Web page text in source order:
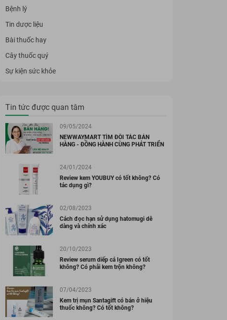
Bệnh lý
Tin dược liệu
Bài thuốc hay
Cây thuốc quý
Sự kiện sức khỏe
Tin tức được quan tâm
09/05/2024
NEWWAYMART TÌM ĐỐI TÁC BÁN
HÀNG - ĐỒNG HÀNH CÙNG PHÁT TRIỂN
24/01/2024
Review kem YOUBUY có tốt không? Có
tác dụng gì?
02/08/2023
Cách đọc hạn sử dụng hatomugi dễ
dàng và chính xác
20/10/2023
Review serum diếp cá Igreen có tốt
không? Có phải kem trộn không?
07/04/2023
Kem trị mụn Santagift có bán ở hiệu
thuốc không? Có tốt không?